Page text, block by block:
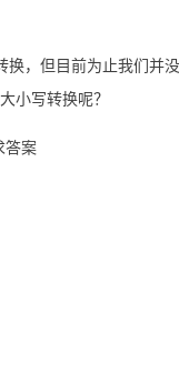
，但目前为止我们并
小写转换呢？
答案